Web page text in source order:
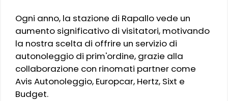
Ogni anno, la stazione di Rapallo vede un
aumento significativo di visitatori, motivando
la nostra scelta di offrire un servizio di
autonoleggio di prim'ordine, grazie alla
collaborazione con rinomati partner come
Avis Autonoleggio, Europcar, Hertz, Sixt e
Budget.